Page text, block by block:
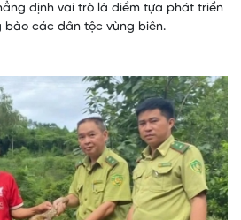
định vai trò là điểm tựa phát triển
bào các dân tộc vùng biên.